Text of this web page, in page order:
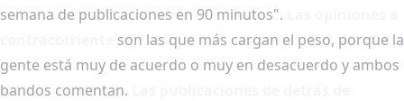
semana de publicaciones en 90 minutos".
son las que más cargan el peso, porque la
gente está muy de acuerdo o muy en desacuerdo y ambos
bandos comentan.